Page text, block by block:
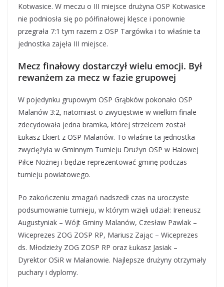
Kotwasice. W meczu o III miejsce drużyna OSP Kotwasice
nie podniosła się po półfinałowej klęsce i ponownie
przegrała 7:1 tym razem z OSP Targówka i to właśnie ta
jednostka zajęła III miejsce.
Mecz finałowy dostarczył wielu emocji. Był
rewanżem za mecz w fazie grupowej
W pojedynku grupowym OSP Grąbków pokonało OSP
Malanów 3:2, natomiast o zwycięstwie w wielkim finale
zdecydowała jedna bramka, której strzelcem został
Łukasz Ekiert z OSP Malanów. To właśnie ta jednostka
zwyciężyła w Gminnym Turnieju Drużyn OSP w Halowej
Piłce Nożnej i będzie reprezentować gminę podczas
turnieju powiatowego.
Po zakończeniu zmagań nadszedł czas na uroczyste
podsumowanie turnieju, w którym wzięli udział: Ireneusz
Augustyniak – Wójt Gminy Malanów, Czesław Pawlak –
Wiceprezes ZOG ZOSP RP, Mariusz Zając – Wiceprezes
ds. Młodzieży ZOG ZOSP RP oraz Łukasz Jasiak –
Dyrektor OSiR w Malanowie. Najlepsze drużyny otrzymały
puchary i dyplomy.